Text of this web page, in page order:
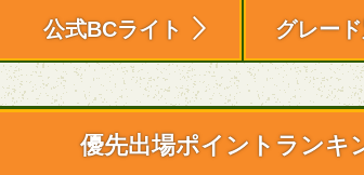
公式BCライト グレー
優先出場ポイントランキ